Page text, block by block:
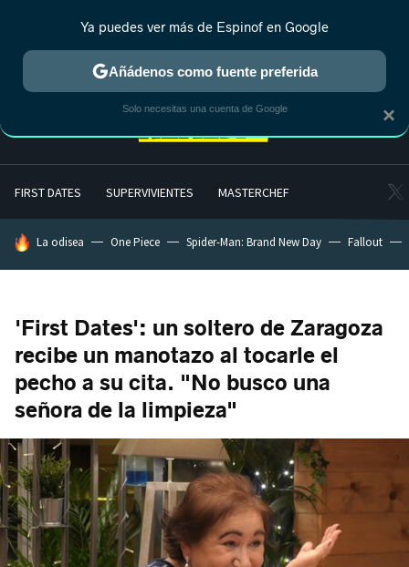
FIRST DATES SUPERVIVIENTES MASTERCHEF
HOY SE HABLA DE
La odisea One Piece Spider-Man: Brand New Day Fallout
'First Dates': un soltero de Zaragoza
recibe un manotazo al tocarle el
pecho a su cita. "No busco una
señora de la limpieza"
×
Ya puedes ver más de Espinof en Google
Añádenos como fuente preferida
Solo necesitas una cuenta de Google